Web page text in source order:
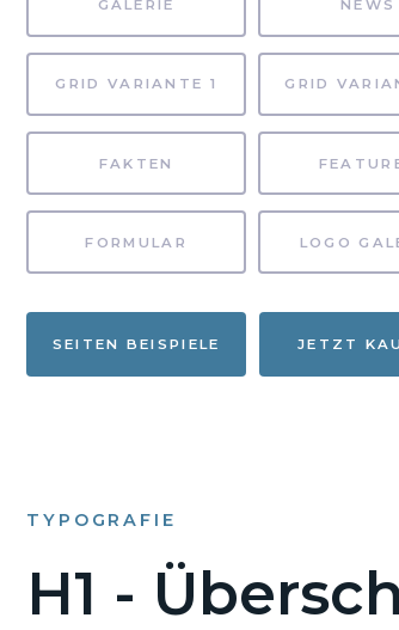
GALERIE NEWS
GRID VARIANTE 1 GRID
FAKTEN
FORMULAR LOGO
SEITEN BEISPIELE JETZT
TYPOGRAFIE
H1 -